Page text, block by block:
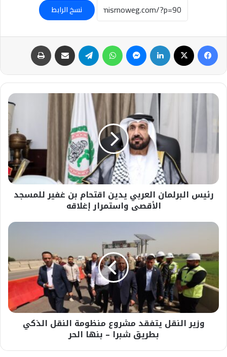
نسخ الرابط
فيسبوك لينكدإن ماسنجر واتساب تيلقرام مشاركة عبر البريد
رئيس
يدين
بن
الأقصى
واستمرار
رئيس البرلمان العربي يدين اقتحام بن غفير للمسجد
الأقصى واستمرار إغلاقه
وزير
مشروع
منظومة
النقل
الذكي
شبرا
وزير النقل يتفقد مشروع منظومة النقل الذكي
بطريق شبرا – بنها الحر